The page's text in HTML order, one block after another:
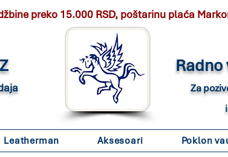
preko 15.000 RSD, poštarinu plaća
Za
Leatherman Aksesoari Poklon